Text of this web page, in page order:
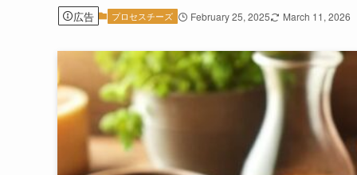
広告 プロセスチーズ February 25, 2025 March 11, 2026